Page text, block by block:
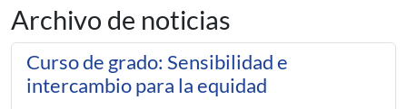
Archivo de noticias
Curso de grado: Sensibilidad e
intercambio para la equidad